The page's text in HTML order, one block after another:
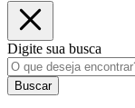
Digite sua busca
Buscar